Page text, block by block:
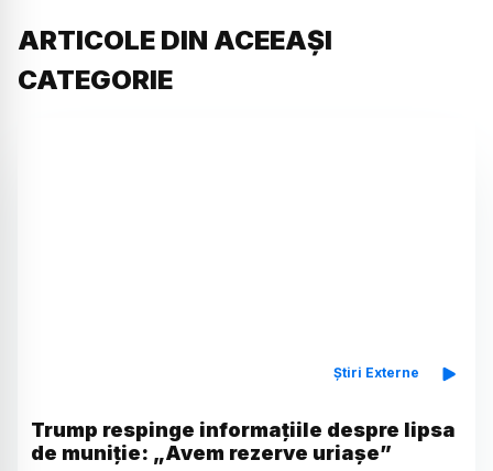
ARTICOLE DIN ACEEAȘI
CATEGORIE
Știri Externe
Trump respinge informațiile despre lipsa
de muniție: „Avem rezerve uriașe”